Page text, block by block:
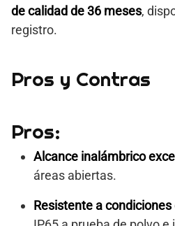
de calidad de 36 meses,
registro.
Pros y Contras
Pros:
Alcance inalámbrico
áreas abiertas.
Resistente a